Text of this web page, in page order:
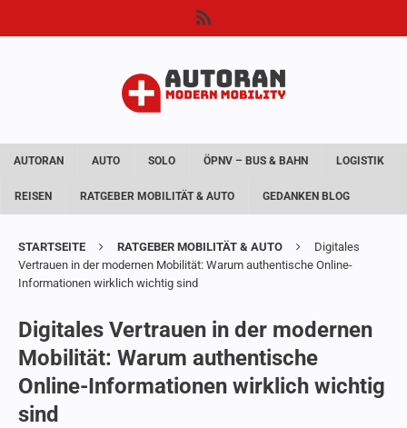
AUTORAN AUTO SOLO ÖPNV – BUS & BAHN LOGISTIK
REISEN RATGEBER MOBILITÄT & AUTO GEDANKEN BLOG
STARTSEITE RATGEBER MOBILITÄT & AUTO
Digitales
Vertrauen in der modernen Mobilität: Warum authentische Online-
Informationen wirklich wichtig sind
Digitales Vertrauen in der modernen
Mobilität: Warum authentische
Online-Informationen wirklich wichtig
sind